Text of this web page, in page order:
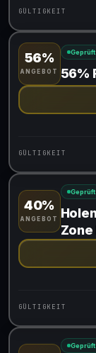
GÜLTIGKEIT
Gültig für
56%
ANGEBOT
Geprüft
56%
GÜLTIGKEIT
Gültig für
40%
ANGEBOT
Geprüft
GÜLTIGKEIT
Geprüft